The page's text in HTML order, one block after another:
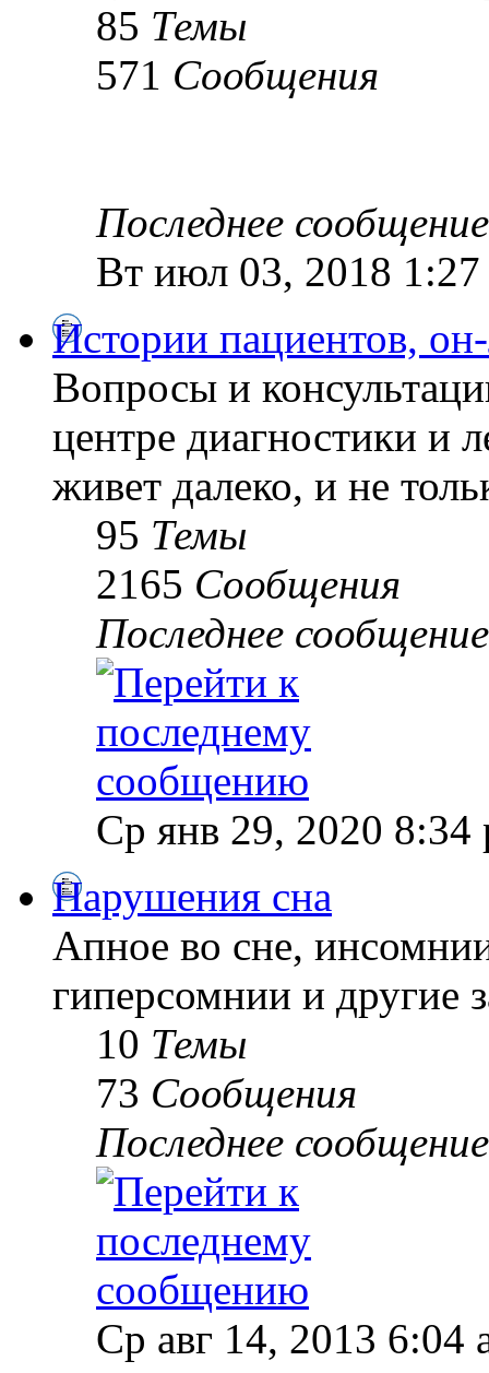
85 Темы
571 Сообщения
Последнее сообщение
Вт июл 03, 2018 1:27
Истории пациентов,
Вопросы и
центре диагностики и
живет далеко, и не
95 Темы
2165 Сообщения
Последнее сообщение
Ср янв 29, 2020 8:34
Нарушения сна
Апное во сне,
гиперсомнии и другие
10 Темы
73 Сообщения
Последнее сообщение
Ср авг 14, 2013 6:04